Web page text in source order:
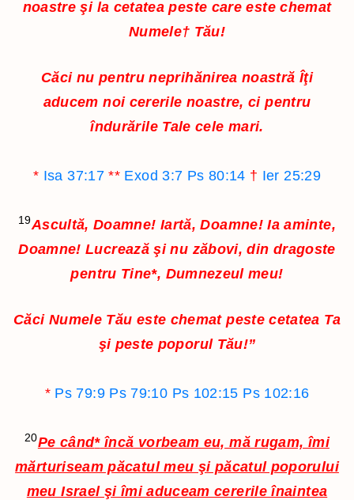
noastre şi la cetatea peste care este chemat
Numele† Tău!
Căci nu pentru neprihănirea noastră Îţi
aducem noi cererile noastre, ci pentru
îndurările Tale cele mari.
* Isa 37:17 ** Exod 3:7 Ps 80:14 † Ier 25:29
19Ascultă, Doamne! Iartă, Doamne! Ia aminte,
Doamne! Lucrează şi nu zăbovi, din dragoste
pentru Tine*, Dumnezeul meu!
Căci Numele Tău este chemat peste cetatea Ta
şi peste poporul Tău!”
* Ps 79:9 Ps 79:10 Ps 102:15 Ps 102:16
20Pe când*încă vorbeam eu, mă rugam, îmi
mărturiseam păcatul meu şi păcatul poporului
meu Israel şi îmi aduceam cererile înaintea